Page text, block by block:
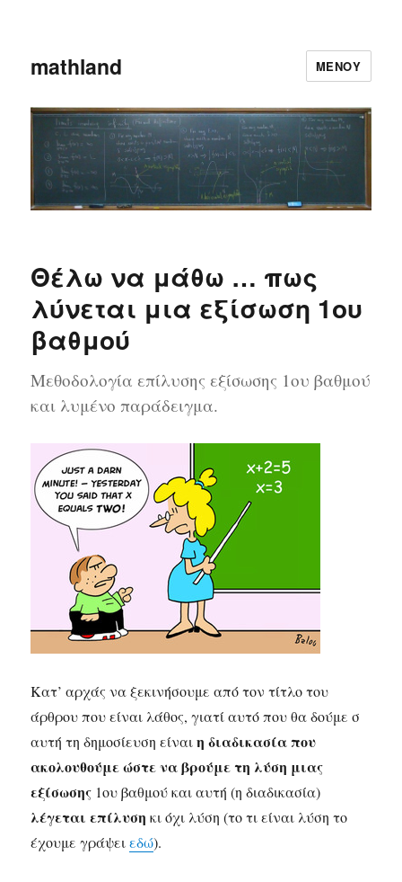
mathland ΜΕΝΟΎ
Θέλω να μάθω … πως
λύνεται μια εξίσωση 1ου
βαθμού
Μεθοδολογία επίλυσης εξίσωσης 1ου βαθμού
και λυμένο παράδειγμα.
Κατ’ αρχάς να ξεκινήσουμε από τον τίτλο του
άρθρου που είναι λάθος, γιατί αυτό που θα δούμε σ
αυτή τη δημοσίευση είναιη διαδικασία που
ακολουθούμε ώστε να βρούμε τη λύση μιας
εξίσωσης 1ου βαθμού και αυτή (η διαδικασία)
λέγεται επίλυση κι όχι λύση (το τι είναι λύση το
έχουμε γράψειεδώ).